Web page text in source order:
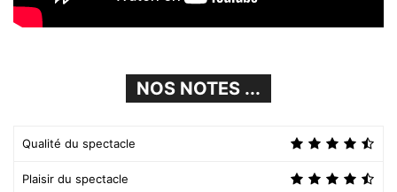
NOS NOTES ...
Qualité du spectacle
Plaisir du spectacle